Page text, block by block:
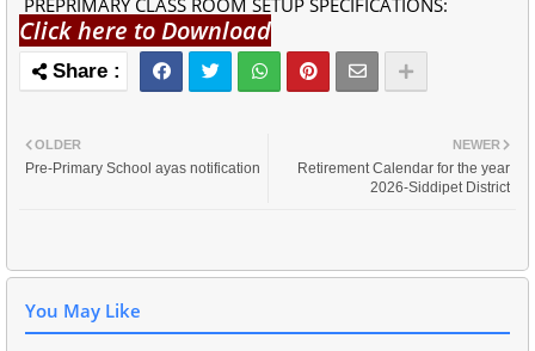
PREPRIMARY CLASS ROOM SETUP SPECIFICATIONS:
Click here to Download
NEWER
Retirement Calendar for the year
2026-Siddipet District
OLDER
Pre-Primary School ayas notification
You May Like